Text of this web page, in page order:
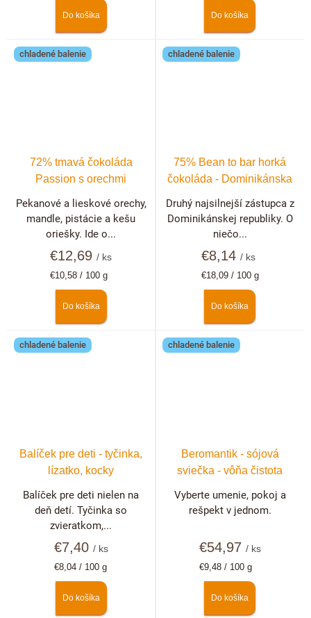
Do košíka Do košíka
chladené balenie
72% tmavá čokoláda
Passion s orechmi
€12,69/ ks
Jednotková
€10,58 / 100 g
Do košíka
Pekanové a lieskové orechy,
mandle, pistácie a kešu
oriešky. Ide o...
chladené balenie
75% Bean to bar horká
čokoláda - Dominikánska
republika
€8,14 / ks
Jednotková
€18,09 / 100 g
Do košíka
Druhý najsilnejší zástupca z
Dominikánskej republiky. O
niečo...
chladené balenie
Balíček pre deti - tyčinka,
lízatko, kocky
€7,40 / ks
Jednotková
€8,04 / 100 g
Do košíka
Balíček pre deti nielen na
deň detí. Tyčinka so
zvieratkom,...
chladené balenie
Beromantik - sójová
sviečka - vôňa čistota
€54,97 / ks
Jednotková
€9,48 / 100 g
Do košíka
Vyberte umenie, pokoj a
rešpekt v jednom.